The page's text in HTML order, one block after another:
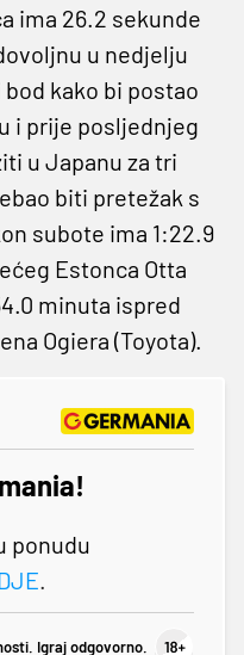
ima 26.2 sekunde
u nedjelju
kako bi postao
i prije posljednjeg
u Japanu za tri
biti pretežak s
subote ima 1:22.9
Estonca Otta
minuta ispred
Ogiera (Toyota).
ponudu
.
Igraj odgovorno.